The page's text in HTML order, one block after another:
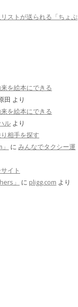
ストが送られる「ちょぷ
を絵本にできる
田 より
を絵本にできる
ル より
相手を探す
に みんなでタクシー運
イト
」
に pligg.com より